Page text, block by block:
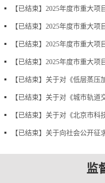
部门投诉、举报，也可以依法申
附件1： 北京市政府信息公
附件2： 北京市政府信息公
【已结束】2025年度市重大项目办
【已结束】2025年度市重大项目办公
【已结束】2025年度市重大项目办门
【已结束】2025年度市重大项目办门
【已结束】关于对《低层蒸压加气混凝土承重建筑技术规程
【已结束】关于对《城市轨道交通既有线改造技
【已结束】关于对《北京市科技支撑建筑领域创新发展行动计划（2025-
【已结束】关于向社会公开征求《北京市韧性城市建设专项
监